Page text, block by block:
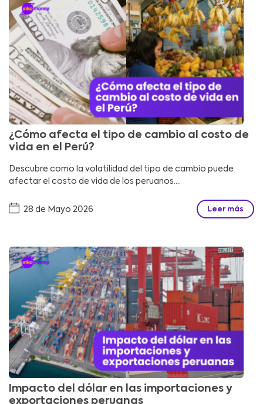
¿Cómo afecta el tipo de cambio al costo de
vida en el Perú?
Descubre como la volatilidad del tipo de cambio puede
afectar el costo de vida de los peruanos....
28 de Mayo 2026 Leer más
Impacto del dólar en las importaciones y
exportaciones peruanas